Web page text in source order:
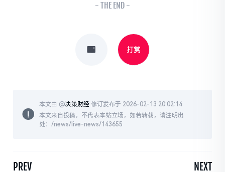
- THE END -
打赏
本文由 @决策财经 修订发布于 2026-02-13 20:02:14
本文来自投稿，不代表本站立场，如若转载，请注明出
处：/news/live-news/143655
PREV NEXT